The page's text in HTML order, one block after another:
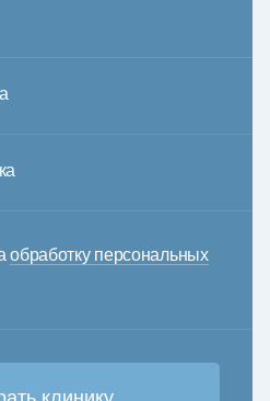
обработку персональных